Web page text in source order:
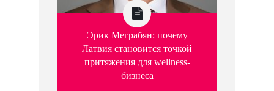
Эрик Меграбян: почему
Латвия становится точкой
притяжения для wellness-
бизнеса